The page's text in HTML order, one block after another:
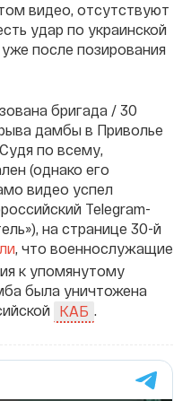
видео, отсутствуют
удар по украинской
после позирования
бригада / 30
дамбы в Приволье
по всему,
(однако его
видео успел
Telegram-
на странице 30-й
, что военнослужащие
к упомянутому
была уничтожена
КАБ .